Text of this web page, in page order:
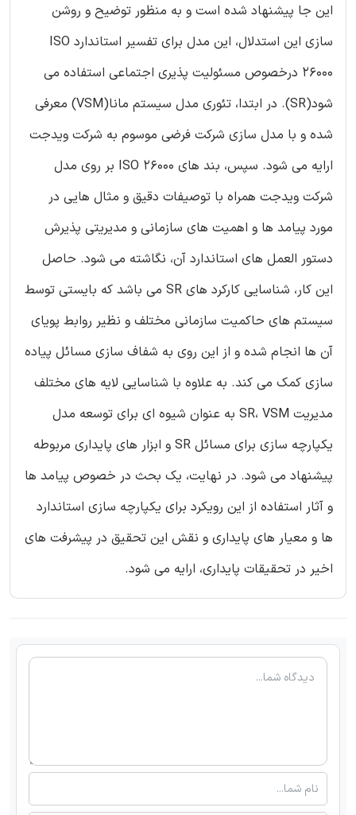
این جا پیشنهاد شده است و به منظور توضیح و روشن
سازی این استدلال، این مدل برای تفسیر استاندارد ISO
26000 درخصوص مسئولیت پذیری اجتماعی استفاده می
شود(SR). در ابتدا، تئوری مدل سیستم مانا(VSM) معرفی
شده و با مدل سازی شرکت فرضی موسوم به شرکت ویدجت
ارایه می شود. سپس، بند های ISO 26000 بر روی مدل
شرکت ویدجت همراه با توصیفات دقیق و مثال هایی در
مورد پیامد ها و اهمیت های سازمانی و مدیریتی پذیرش
دستور العمل های استاندارد آن، نگاشته می شود. حاصل
این کار، شناسایی کارکرد های SR می باشد که بایستی توسط
سیستم های حاکمیت سازمانی مختلف و نظیر روابط پویای
آن ها انجام شده و از این روی به شفاف سازی مسائل پیاده
سازی کمک می کند. به علاوه با شناسایی لایه های مختلف
مدیریت SR، VSM به عنوان شیوه ای برای توسعه مدل
یکپارچه سازی برای مسائل SR و ابزار های پایداری مربوطه
پیشنهاد می شود. در نهایت، یک بحث در خصوص پیامد ها
و آثار استفاده از این رویکرد برای یکپارچه سازی استاندارد
ها و معیار های پایداری و نقش این تحقیق در پیشرفت های
اخیر در تحقیقات پایداری، ارایه می شود.